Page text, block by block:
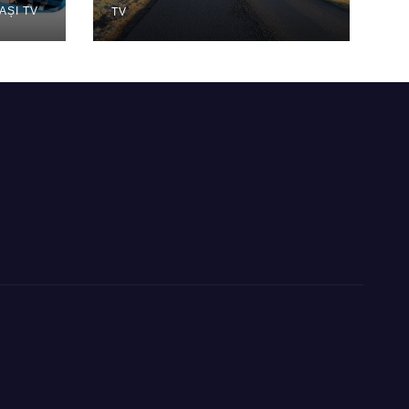
TV TV